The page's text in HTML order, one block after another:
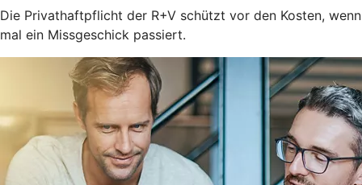
Die Privathaftpflicht der R+V schützt vor den Kosten, wenn
mal ein Missgeschick passiert.